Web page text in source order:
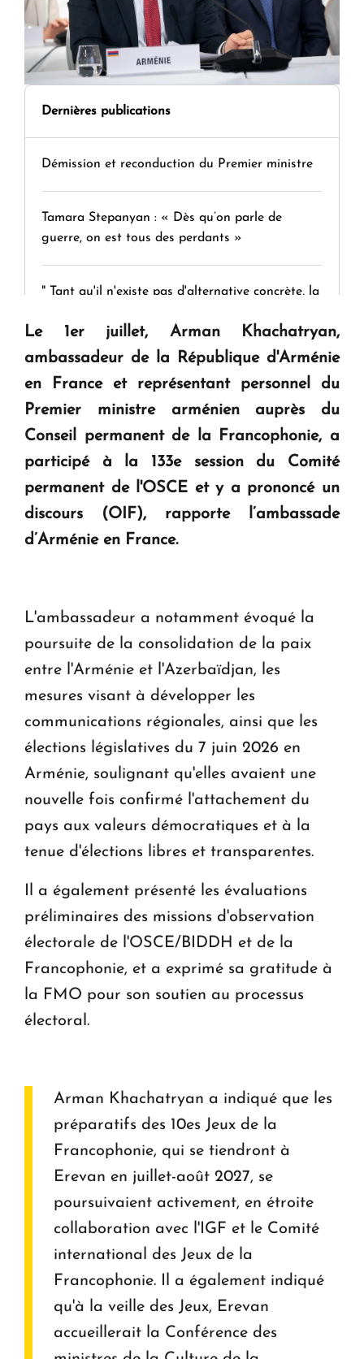
Dernières publications
Démission et reconduction du Premier ministre
Tamara Stepanyan : « Dès qu’on parle de
guerre, on est tous des perdants »
" Tant qu'il n'existe pas d'alternative concrète, la
KASA : 30 ans d'audace, de résilience et d'avenir
en Arménie
Le premier hôtel Hyatt Regency d'Arménie
ouvrira ses portes à Dilijan
Le 1er juillet, Arman Khachatryan,
ambassadeur de la République d'Arménie
en France et représentant personnel du
Premier ministre arménien auprès du
Conseil permanent de la Francophonie, a
participé à la 133e session du Comité
permanent de l'OSCE et y a prononcé un
discours (OIF), rapporte l’ambassade
d’Arménie en France.
L'ambassadeur a notamment évoqué la
poursuite de la consolidation de la paix
entre l'Arménie et l'Azerbaïdjan, les
mesures visant à développer les
communications régionales, ainsi que les
élections législatives du 7 juin 2026 en
Arménie, soulignant qu'elles avaient une
nouvelle fois confirmé l'attachement du
pays aux valeurs démocratiques et à la
tenue d'élections libres et transparentes.
Il a également présenté les évaluations
préliminaires des missions d'observation
électorale de l'OSCE/BIDDH et de la
Francophonie, et a exprimé sa gratitude à
la FMO pour son soutien au processus
électoral.
Arman Khachatryan a indiqué que les
préparatifs des 10es Jeux de la
Francophonie, qui se tiendront à
Erevan en juillet-août 2027, se
poursuivaient activement, en étroite
collaboration avec l'IGF et le Comité
international des Jeux de la
Francophonie. Il a également indiqué
qu'à la veille des Jeux, Erevan
accueillerait la Conférence des